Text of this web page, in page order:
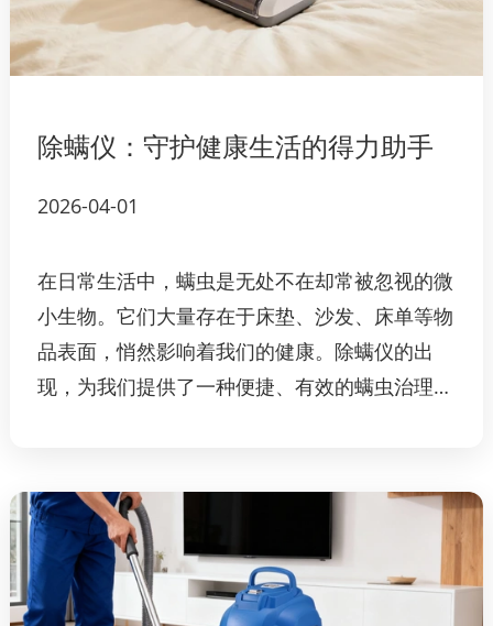
除螨仪：守护健康生活的得力助手
2026-04-01
在日常生活中，螨虫是无处不在却常被忽视的微
小生物。它们大量存在于床垫、沙发、床单等物
品表面，悄然影响着我们的健康。除螨仪的出
现，为我们提供了一种便捷、有效的螨虫治理方
源。长期处于螨虫密度较高的环境中，可能引发
多种健康问题。例如，螨虫的排泄物与残骸可成
为过敏原，易诱发过敏性鼻炎、哮喘及皮肤过敏
等症状...